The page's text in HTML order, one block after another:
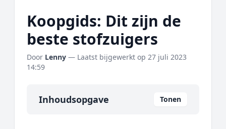
Koopgids: Dit zijn de
beste stofzuigers
Door Lenny — Laatst bijgewerkt op 27 juli 2023
14:59
Inhoudsopgave Tonen